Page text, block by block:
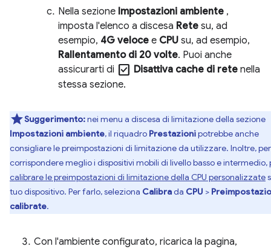
Nella sezione Impostazioni ambiente ,
imposta l'elenco a discesa Rete su, ad
esempio, 4G veloce e CPU su, ad esempio,
Rallentamento di 20 volte. Puoi anche
assicurarti di check_box Disattiva cache di rete nella
stessa sezione.
Suggerimento:nei menu a discesa di limitazione della sezione
Impostazioni ambiente, il riquadro Prestazionipotrebbe anche
consigliare le preimpostazioni di limitazione da utilizzare. Inoltre,
corrispondere meglio i dispositivi mobili di livello basso e intermedio,
calibrare le preimpostazioni di limitazione della CPU personalizzate
tuo dispositivo. Per farlo, seleziona Calibrada CPU >
calibrate.
Con l'ambiente configurato, ricarica la pagina,